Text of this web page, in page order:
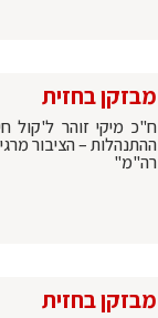
מבזקן בחזית
ח"כ מיקי זוהר ל'קול
ההתנהלות – הציבור
רה"מ"
מבזקן בחזית